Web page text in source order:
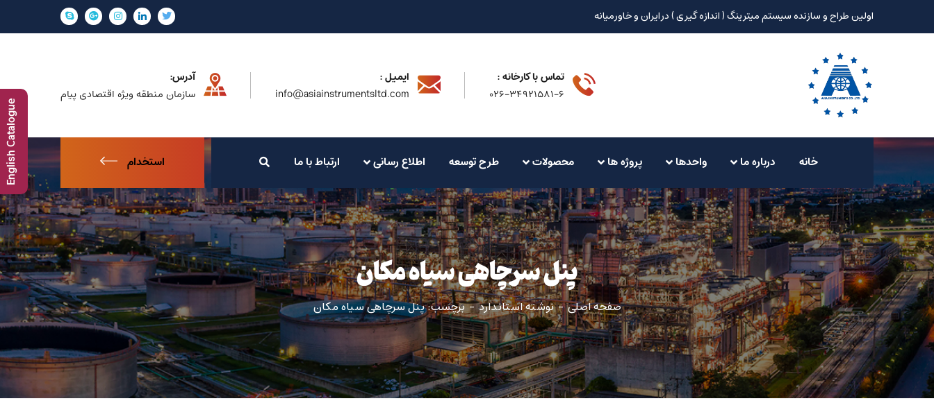
اولین طراح و سازنده سیستم میترینگ ( اندازه گیری ) در ایران و خاورمیانه
تماس با کارخانه :
۰۲۶-۳۴۹۲۱۵۸۱-۶
ایمیل :
info@asiainstrumentsltd.com
آدرس:
سازمان منطقه ویژه اقتصادی پیام
خانه درباره ما واحدها پروژه ها محصولات طرح توسعه اطلاع رسانی ارتباط با ما استخدام
پنل سرچاهی سیاه مکان
صفحه اصلی نوشته استاندارد برچسب: پنل سرچاهی سیاه مکان
English Catalogue